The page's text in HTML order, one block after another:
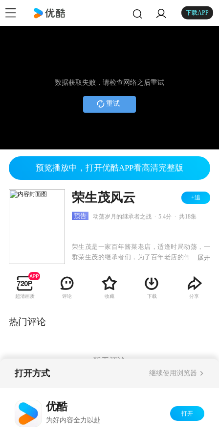
下载APP
数据获取失败，请检查网络之后重试
重试
预览播放中，打开优酷APP看高清完整版
荣生茂风云 +追
预告 动荡岁月的继承者之战 5.4分 共18集
荣生茂是一家百年酱菜老店，适逢时局动荡，一
群荣生茂的继承者们，为了百年老店的传承，付
展开
超清画质 评论 收藏 下载 分享
热门评论
暂无评论
打开方式 继续使用浏览器
优酷
为好内容全力以赴
打开